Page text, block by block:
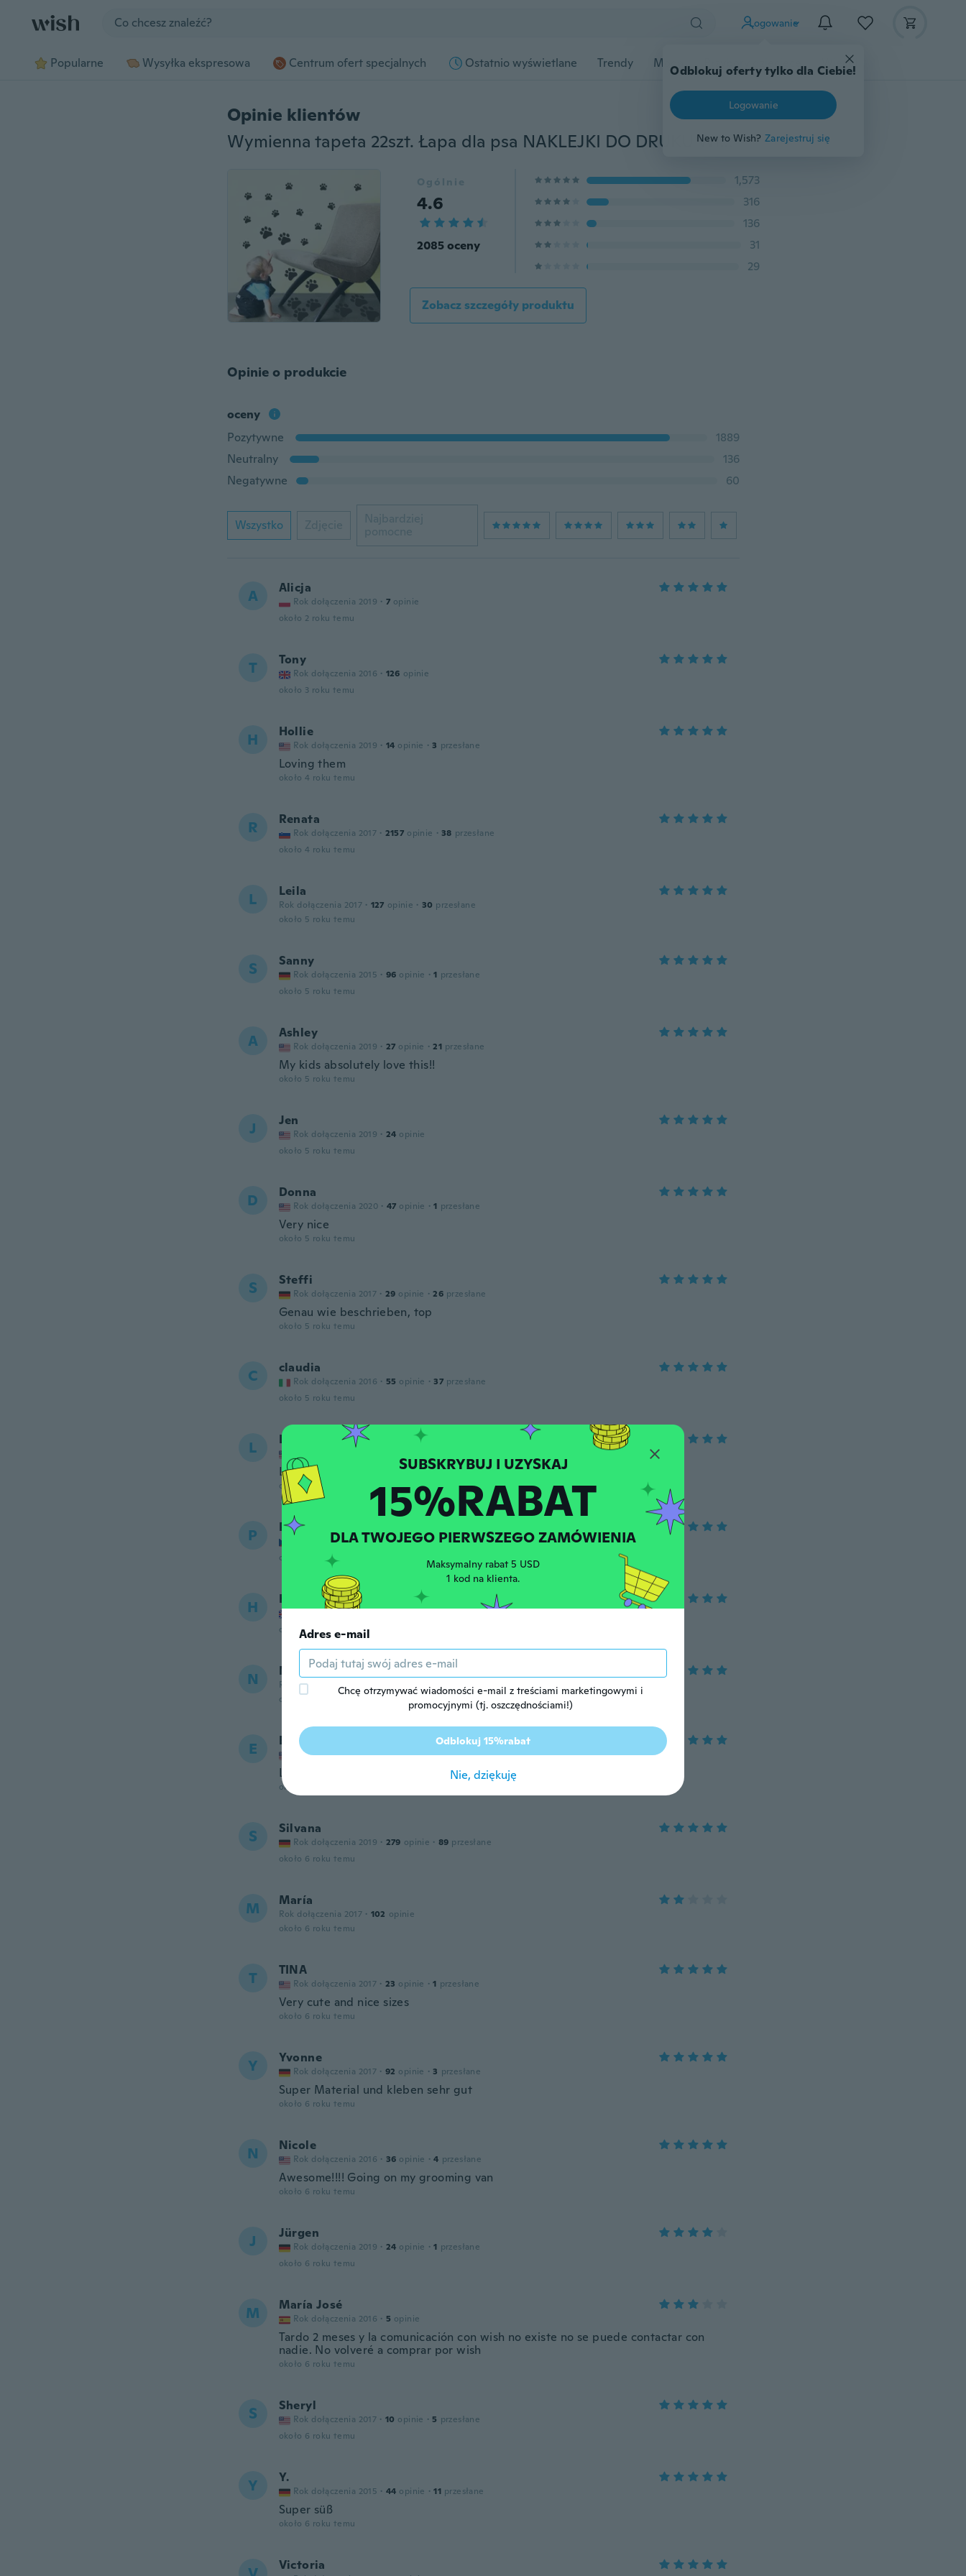
Logowanie
Odblokuj oferty tylko dla Ciebie!
Logowanie
New to Wish? Zarejestruj się
Popularne Wysyłka ekspresowa Centrum ofert specjalnych Ostatnio wyświetlane Trendy Moda Przybory dziecięce Więcej
Opinie klientów
Wymienna tapeta 22szt. Łapa dla psa NAKLEJKI DO DRUKU Wiele kolorów Naklejki ścienne samochodowe Naklejki Graficzny papier szklany
Ogólnie
4.6
2085 oceny
1,573
316
136
31
29
Zobacz szczegóły produktu
Opinie o produkcie
oceny
Pozytywne
1889
Neutralny
136
Negatywne
60
Wszystko Zdjęcie
Najbardziej
pomocne
A Alicja
Rok dołączenia 2019 · 7 opinie
około 2 roku temu
T Tony
Rok dołączenia 2016 · 126 opinie
około 3 roku temu
H Hollie
Rok dołączenia 2019 · 14 opinie · 3 przesłane
Loving them
około 4 roku temu
R Renata
Rok dołączenia 2017 · 2157 opinie · 38 przesłane
około 4 roku temu
L Leila
Rok dołączenia 2017 · 127 opinie · 30 przesłane
około 5 roku temu
S Sanny
Rok dołączenia 2015 · 96 opinie · 1 przesłane
około 5 roku temu
A Ashley
Rok dołączenia 2019 · 27 opinie · 21 przesłane
My kids absolutely love this!!
około 5 roku temu
J Jen
Rok dołączenia 2019 · 24 opinie
około 5 roku temu
D Donna
Rok dołączenia 2020 · 47 opinie · 1 przesłane
Very nice
około 5 roku temu
S Steffi
Rok dołączenia 2017 · 29 opinie · 26 przesłane
Genau wie beschrieben, top
około 5 roku temu
C claudia
Rok dołączenia 2016 · 55 opinie · 37 przesłane
około 5 roku temu
L Leslie
Lindo
około 5 roku temu
P Petra
Rok dołączenia 2016 · 129 opinie · 6 przesłane
około 5 roku temu
H Heather
około 5 roku temu
N NameDeleted
Rok dołączenia 2018 · 33
przesłane
około 5 roku temu
E Elisha
Rok dołączenia 2019 · 49 opinie · 7 przesłane
Love them
około 6 roku temu
S Silvana
Rok dołączenia 2019 · 279 opinie · 89 przesłane
około 6 roku temu
M María
Rok dołączenia 2017 · 102 opinie
około 6 roku temu
T TINA
Rok dołączenia 2017 · 23 opinie · 1 przesłane
Very cute and nice sizes
około 6 roku temu
Y Yvonne
Rok dołączenia 2017 · 92 opinie · 3 przesłane
Super Material und kleben sehr gut
około 6 roku temu
N Nicole
Rok dołączenia 2016 · 36 opinie · 4 przesłane
Awesome!!!! Going on my grooming van
około 6 roku temu
J Jürgen
Rok dołączenia 2019 · 24 opinie · 1 przesłane
około 6 roku temu
M María José
Rok dołączenia 2016 · 5 opinie
Tardo 2 meses y la comunicación con wish no existe no se puede contactar con
nadie. No volveré a comprar por wish
około 6 roku temu
S Sheryl
Rok dołączenia 2017 · 10 opinie · 5 przesłane
około 6 roku temu
Y Y.
Rok dołączenia 2015 · 44 opinie · 11 przesłane
Super süß
około 6 roku temu
Victoria
15%RABAT
DLA TWOJEGO PIERWSZEGO ZAMÓWIENIA
Maksymalny rabat 5 USD
1 kod na klienta.
Adres e-mail
Chcę otrzymywać wiadomości e-mail z treściami marketingowymi i
promocyjnymi (tj. oszczędnościami!)
Odblokuj 15%rabat
Nie, dziękuję